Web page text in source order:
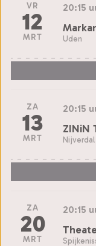
VR
12
MRT
20:15
Uden
ZA
13
MRT
20:15
ZINiN
Nijverdal
ZA
20
MRT
20:15